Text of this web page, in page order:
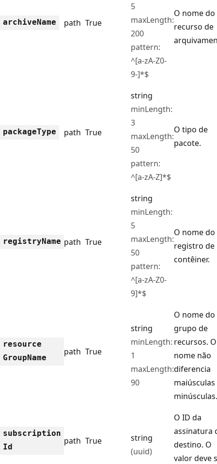
archiveName path True
5
maxLength:
200
pattern:
^[a-zA-Z0-
9-]*$
O nome do
recurso de
packageType path True
string
minLength:
3
maxLength:
50
pattern:
^[a-zA-Z]*$
O tipo de
pacote.
registryName path True
string
minLength:
5
maxLength:
50
pattern:
^[a-zA-Z0-
9]*$
O nome do
registro de
contêiner.
resource
GroupName
path True
string
minLength:
1
maxLength:
90
O nome do
grupo de
recursos. O
nome não
diferencia
maiúsculas
minúsculas.
subscription
Id
path True
string
(uuid)
O ID da
assinatura
destino. O
valor deve